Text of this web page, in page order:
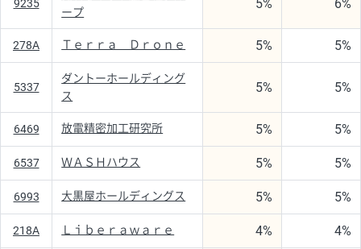
9235
ープ
5% 6%
278A Ｔｅｒｒａ Ｄｒｏｎｅ 5% 5%
5337
ダントーホールディング
ス
5% 5%
6469 放電精密加工研究所 5% 5%
6537 ＷＡＳＨハウス 5% 5%
6993 大黒屋ホールディングス 5% 5%
218A Ｌｉｂｅｒａｗａｒｅ 4% 4%